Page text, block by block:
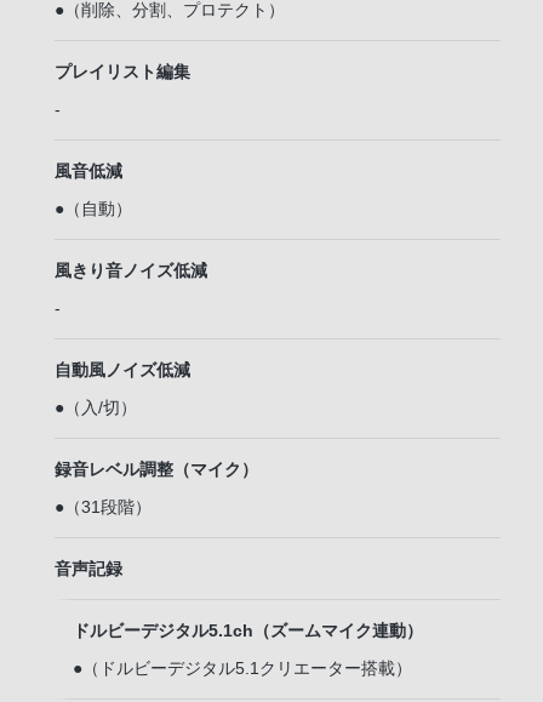
●（削除、分割、プロテクト）
プレイリスト編集
-
風音低減
●（自動）
風きり音ノイズ低減
-
自動風ノイズ低減
●（入/切）
録音レベル調整（マイク）
●（31段階）
音声記録
ドルビーデジタル5.1ch（ズームマイク連動）
●（ドルビーデジタル5.1クリエーター搭載）